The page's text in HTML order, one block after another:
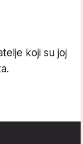
koji su joj